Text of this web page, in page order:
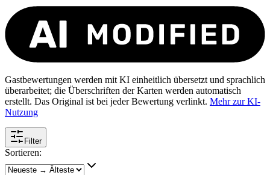
Gastbewertungen werden mit KI einheitlich übersetzt und sprachlich
überarbeitet; die Überschriften der Karten werden automatisch
erstellt. Das Original ist bei jeder Bewertung verlinkt. Mehr zur KI-
Nutzung
Filter
Sortieren: